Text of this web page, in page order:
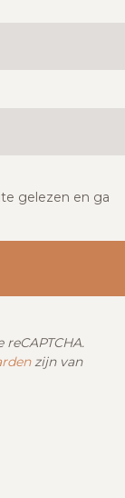
gelezen en ga
zijn van